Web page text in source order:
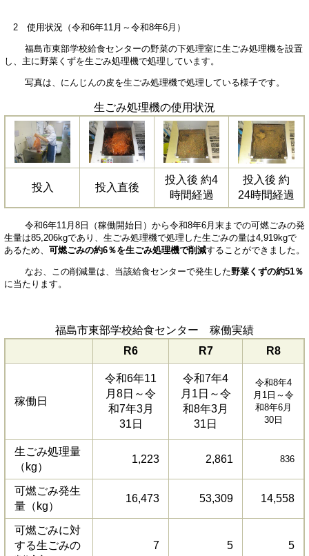
2 使用状況（令和6年11月～令和8年6月）
福島市東部学校給食センターの野菜の下処理室に生ごみ処理機を設置
し、主に野菜くずを生ごみ処理機で処理しています。
写真は、にんじんの皮を生ごみ処理機で処理している様子です。
生ごみ処理機の使用状況
投入 投入直後
投入後 約4
時間経過
投入後 約
24時間経過
令和6年11月8日（稼働開始日）から令和8年6月末までの可燃ごみの発
生量は85,206kgであり、生ごみ処理機で処理した生ごみの量は4,919kgで
あるため、 可燃ごみの約6％を生ごみ処理機で削減することができました。
なお、この削減量は、当該給食センターで発生した野菜くずの約51％
に当たります。
福島市東部学校給食センター 稼働実績
R6
R7 R8
稼働日
令和6年11
月8日～令
和7年3月
31日
令和7年4
月1日～令
和8年3月
31日
令和8年4
月1日～令
和8年6月
30日
生ごみ処理量
（kg）
1,223 2,861 836
可燃ごみ発生
量（kg）
16,473 53,309 14,558
可燃ごみに対
する生ごみの
7 5 5